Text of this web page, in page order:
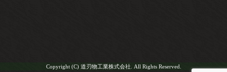
Copyright (C) 道刃物工業株式会社. All Rights Reserved.